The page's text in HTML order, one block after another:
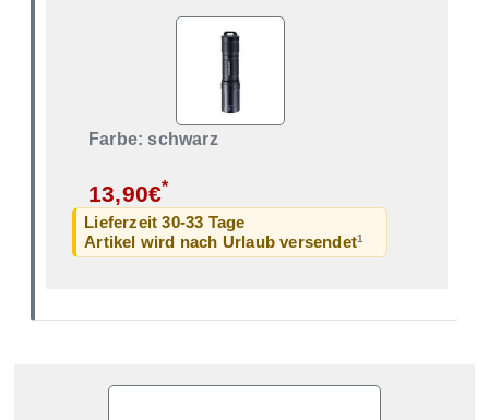
Farbe: schwarz
13,90€*
Lieferzeit 30-33 Tage
Artikel wird nach Urlaub versendet1